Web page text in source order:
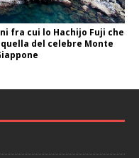
fra cui lo Hachijo Fuji che
del celebre Monte